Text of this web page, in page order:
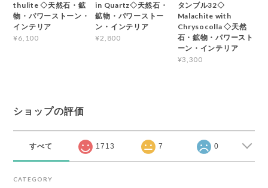
thulite ◇天然石・鉱
物・パワーストーン・
インテリア
¥6,100
in Quartz◇天然石・
鉱物・パワーストー
ン・インテリア
¥2,800
タンブル32◇
Malachite with
Chrysocolla ◇天然
石・鉱物・パワースト
ーン・インテリア
¥3,300
ショップの評価
すべて 1713 7 0
CATEGORY